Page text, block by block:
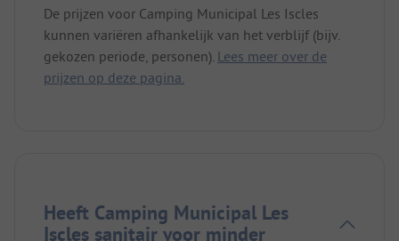
De prijzen voor Camping Municipal Les Iscles
kunnen variëren afhankelijk van het verblijf (bijv.
gekozen periode, personen). Lees meer over de
prijzen op deze pagina.
Heeft Camping Municipal Les
Iscles sanitair voor minder